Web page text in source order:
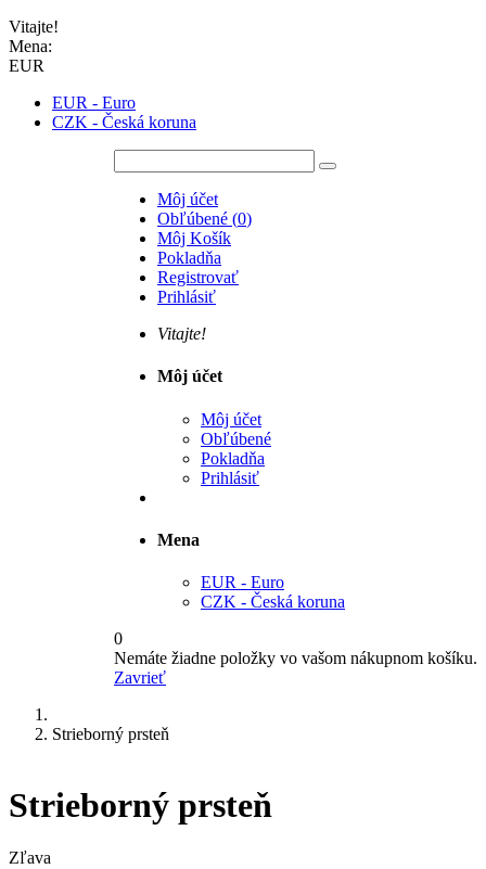
Vitajte!
Mena:
EUR
EUR - Euro
CZK - Česká koruna
Môj účet
Obľúbené (0)
Môj Košík
Pokladňa
Registrovať
Prihlásiť
Vitajte!
Môj účet
Môj účet
Obľúbené
Pokladňa
Prihlásiť
Mena
EUR - Euro
CZK - Česká koruna
0
Nemáte žiadne položky vo vašom nákupnom košíku.
Zavrieť
Strieborný prsteň
Strieborný prsteň
Zľava